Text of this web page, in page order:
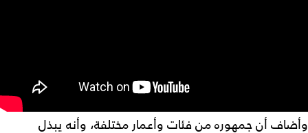
وأضاف أن جمهوره من فئات وأعمار مختلفة، وأنه يبذل